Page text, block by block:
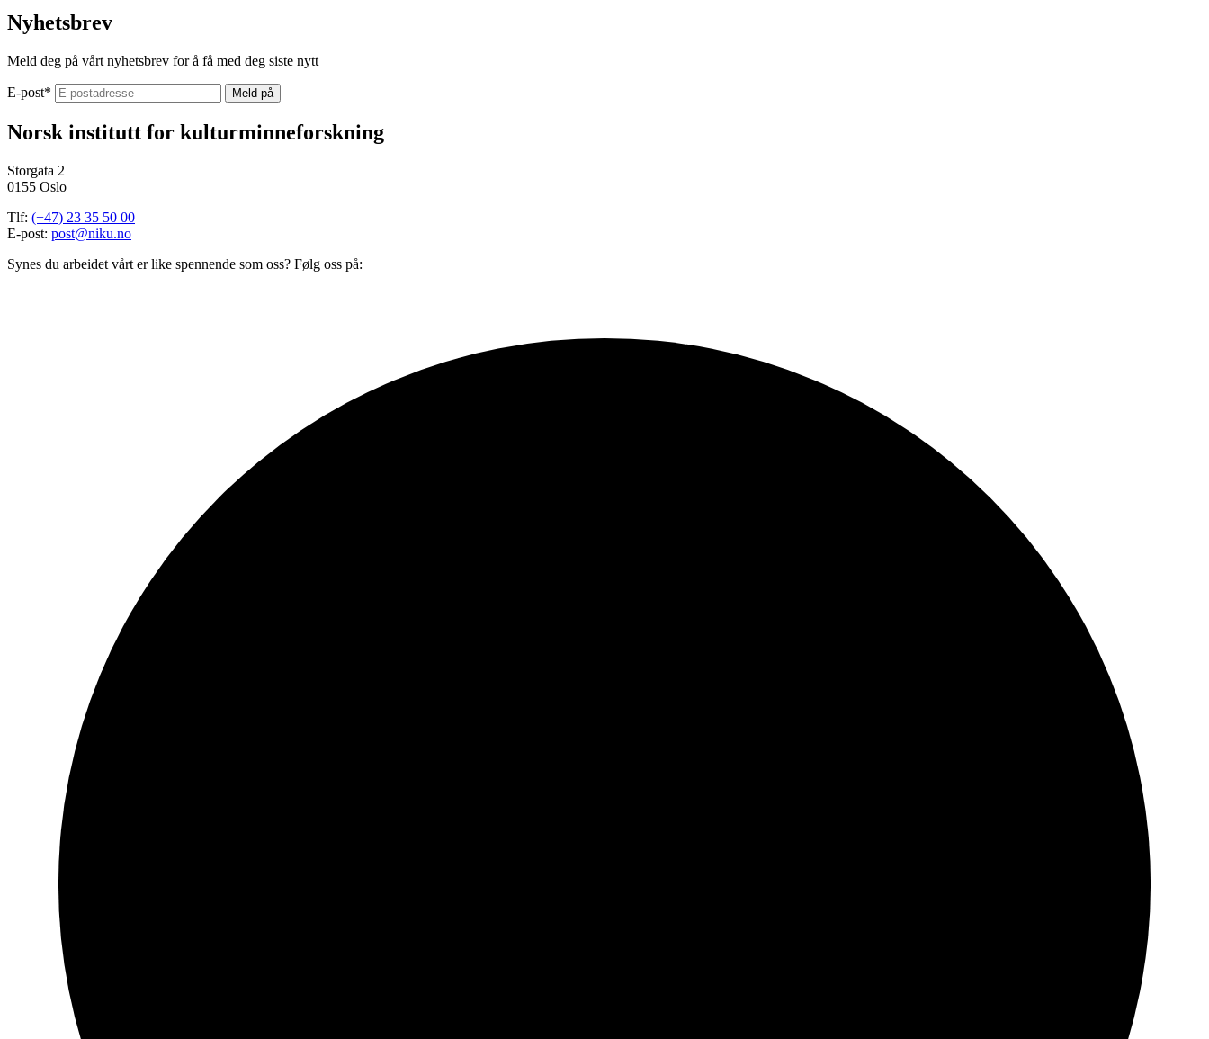
Nyhetsbrev
Meld deg på vårt nyhetsbrev for å få med deg siste nytt
E-post*
Norsk institutt for kulturminneforskning
Storgata 2
0155 Oslo
Tlf: (+47) 23 35 50 00
E-post: post@niku.no
Synes du arbeidet vårt er like spennende som oss? Følg oss på: